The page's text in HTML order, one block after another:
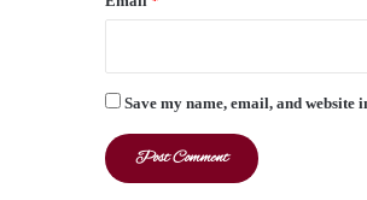
Save my name, email, and